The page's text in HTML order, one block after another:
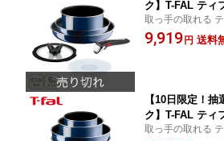
ク】T-FAL ティ
ネオ ロイヤル
ト6 L43790 （ガ
取っ手の取れる
グの耐久性がアッ
い心地がずっと続
9,919 円 送料
【10日限定！
ク】T-FAL ティ
ネオ ロイヤル
取っ手の取れる